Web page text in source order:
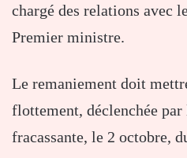
chargé des relations avec
Premier ministre.
Le remaniement doit
flottement, déclenchée
fracassante, le 2 octobre,